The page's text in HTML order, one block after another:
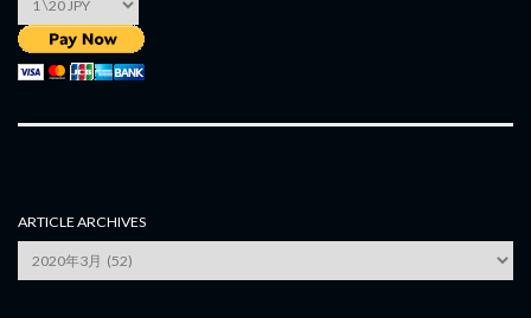
ARTICLE ARCHIVES
Article
Archives